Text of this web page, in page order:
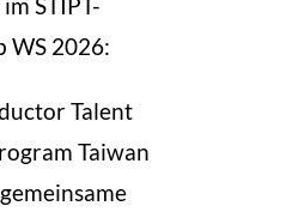
WS 2026:
Talent
Taiwan